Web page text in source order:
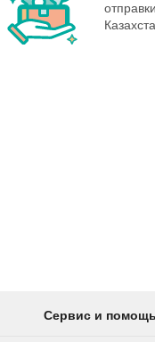
Сервис и помощь